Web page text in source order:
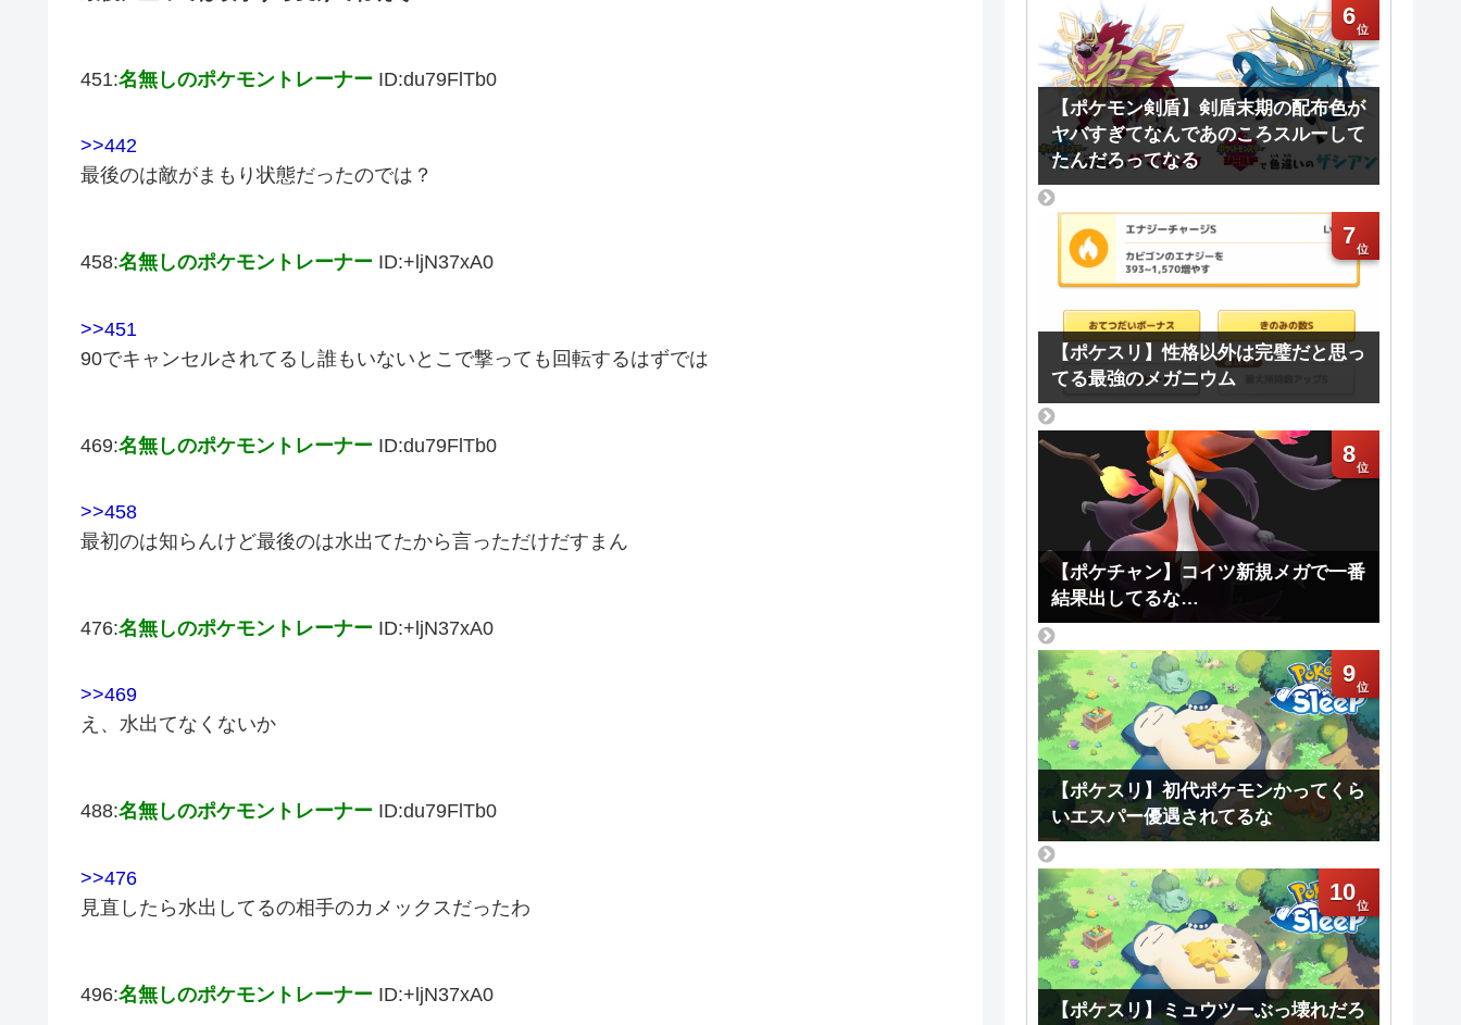
451:名無しのポケモントレーナー ID:du79FlTb0
>>442
最後のは敵がまもり状態だったのでは？
458:名無しのポケモントレーナー ID:+ljN37xA0
>>451
90でキャンセルされてるし誰もいないとこで撃っても回転するはずでは
469:名無しのポケモントレーナー ID:du79FlTb0
>>458
最初のは知らんけど最後のは水出てたから言っただけだすまん
476:名無しのポケモントレーナー ID:+ljN37xA0
>>469
え、水出てなくないか
488:名無しのポケモントレーナー ID:du79FlTb0
>>476
見直したら水出してるの相手のカメックスだったわ
496:名無しのポケモントレーナー ID:+ljN37xA0
6
【ポケモン剣盾】剣盾末期の配布色が
ヤバすぎてなんであのころスルーして
たんだろってなる
7
【ポケスリ】性格以外は完璧だと思っ
てる最強のメガニウム
8
【ポケチャン】コイツ新規メガで一番
結果出してるな…
9
【ポケスリ】初代ポケモンかってくら
いエスパー優遇されてるな
10
【ポケスリ】ミュウツーぶっ壊れだろ